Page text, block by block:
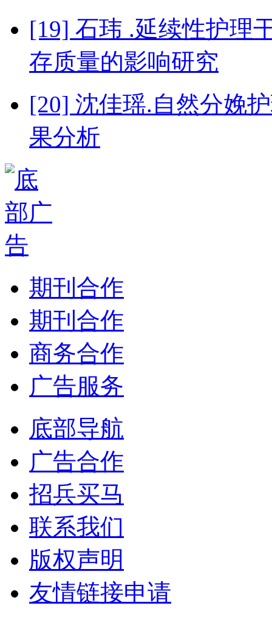
[19] 石玮 .延续性护理
存质量的影响研究
[20] 沈佳瑶.自然分娩
果分析
期刊合作
期刊合作
商务合作
广告服务
底部导航
广告合作
招兵买马
联系我们
版权声明
友情链接申请